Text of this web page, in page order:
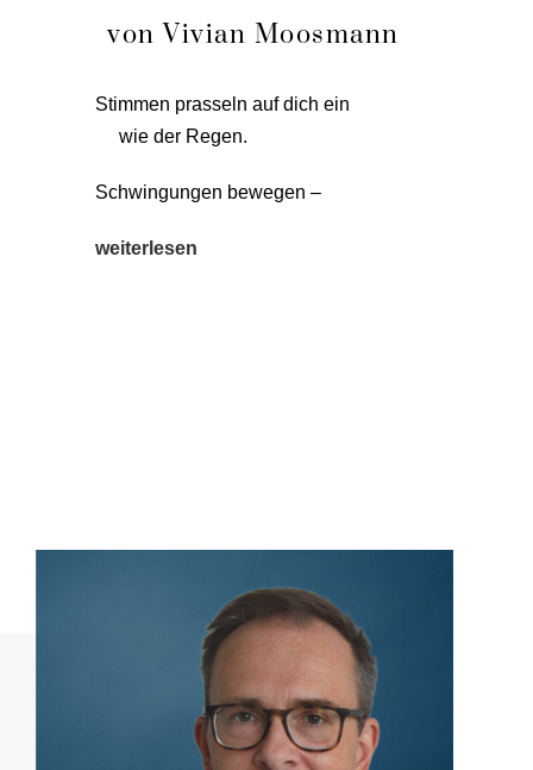
von Vivian Moosmann
Stim­men pras­seln auf dich ein
wie der Regen.
Schwin­gun­gen bewegen –
wei­ter­le­sen